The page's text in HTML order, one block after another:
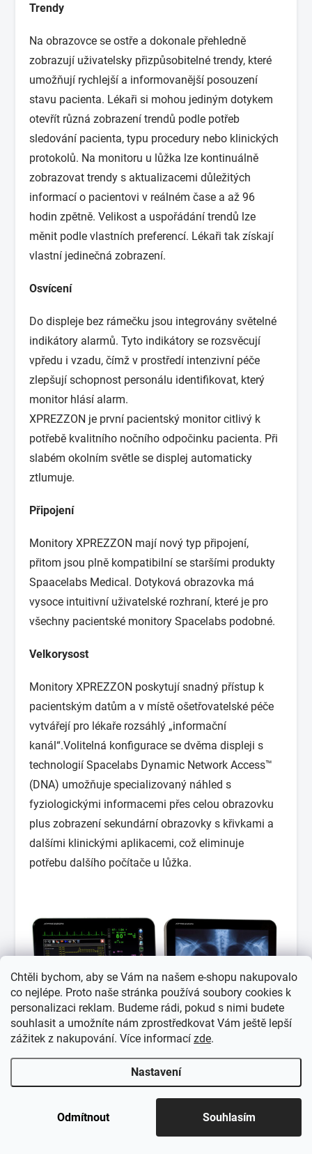
Chtěli bychom, aby se Vám na našem e-shopu nakupovalo
co nejlépe. Proto naše stránka používá soubory cookies k
personalizaci reklam. Budeme rádi, pokud s nimi budete
souhlasit a umožníte nám zprostředkovat Vám ještě lepší
zážitek z nakupování. Více informací zde.
Nastavení
Odmítnout Souhlasím
Trendy
Na obrazovce se ostře a dokonale přehledně
zobrazují uživatelsky přizpůsobitelné trendy, které
umožňují rychlejší a informovanější posouzení
stavu pacienta. Lékaři si mohou jediným dotykem
otevřít různá zobrazení trendů podle potřeb
sledování pacienta, typu procedury nebo klinických
protokolů. Na monitoru u lůžka lze kontinuálně
zobrazovat trendy s aktualizacemi důležitých
informací o pacientovi v reálném čase a až 96
hodin zpětně. Velikost a uspořádání trendů lze
měnit podle vlastních preferencí. Lékaři tak získají
vlastní jedinečná zobrazení.
Osvícení
Do displeje bez rámečku jsou integrovány světelné
indikátory alarmů. Tyto indikátory se rozsvěcují
vpředu i vzadu, čímž v prostředí intenzivní péče
zlepšují schopnost personálu identifikovat, který
monitor hlásí alarm.
XPREZZON je první pacientský monitor citlivý k
potřebě kvalitního nočního odpočinku pacienta. Při
slabém okolním světle se displej automaticky
ztlumuje.
Připojení
Monitory XPREZZON mají nový typ připojení,
přitom jsou plně kompatibilní se staršími produkty
Spaacelabs Medical. Dotyková obrazovka má
vysoce intuitivní uživatelské rozhraní, které je pro
všechny pacientské monitory Spacelabs podobné.
Velkorysost
Monitory XPREZZON poskytují snadný přístup k
pacientským datům a v místě ošetřovatelské péče
vytvářejí pro lékaře rozsáhlý „informační
kanál“.Volitelná konfigurace se dvěma displeji s
technologií Spacelabs Dynamic Network Access™
(DNA) umožňuje specializovaný náhled s
fyziologickými informacemi přes celou obrazovku
plus zobrazení sekundární obrazovky s křivkami a
dalšími klinickými aplikacemi, což eliminuje
potřebu dalšího počítače u lůžka.